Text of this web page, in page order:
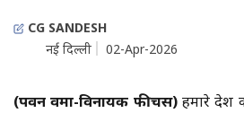
CG SANDESH
नई दिल्ली
02-Apr-2026
(पवन वर्मा-विनायक फीचर्स) हमारे देश